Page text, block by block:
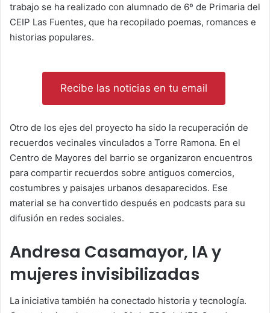
trabajo se ha realizado con alumnado de 6º de Primaria del
CEIP Las Fuentes, que ha recopilado poemas, romances e
historias populares.
Recibe las noticias en tu email
Otro de los ejes del proyecto ha sido la recuperación de
recuerdos vecinales vinculados a Torre Ramona. En el
Centro de Mayores del barrio se organizaron encuentros
para compartir recuerdos sobre antiguos comercios,
costumbres y paisajes urbanos desaparecidos. Ese
material se ha convertido después en podcasts para su
difusión en redes sociales.
Andresa Casamayor, IA y
mujeres invisibilizadas
La iniciativa también ha conectado historia y tecnología.